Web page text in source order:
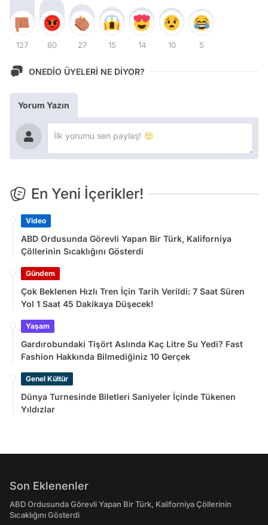
127 60 27 15 14 10 5
ONEDİO ÜYELERİ NE DİYOR?
Yorum Yazın
En Yeni İçerikler!
Video
ABD Ordusunda Görevli Yapan Bir Türk, Kaliforniya
Çöllerinin Sıcaklığını Gösterdi
Gündem
Çok Beklenen Hızlı Tren İçin Tarih Verildi: 7 Saat Süren
Yol 1 Saat 45 Dakikaya Düşecek!
Yaşam
Gardırobundaki Tişört Aslında Kaç Litre Su Yedi? Fast
Fashion Hakkında Bilmediğiniz 10 Gerçek
Genel Kültür
Dünya Turnesinde Biletleri Saniyeler İçinde Tükenen
Yıldızlar
Son Eklenenler
ABD Ordusunda Görevli Yapan Bir Türk, Kaliforniya Çöllerinin
Sıcaklığını Gösterdi